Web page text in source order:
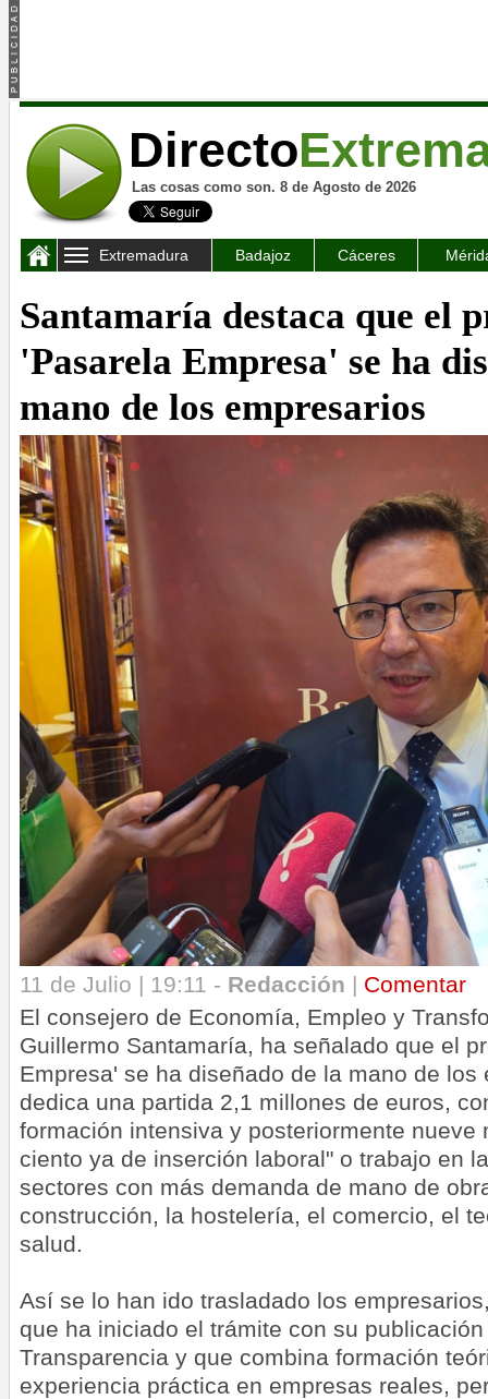
Directo
Las cosas como son. 8 de Agosto de 2026
Extremadura Badajoz Cáceres
Santamaría destaca que el
'Pasarela Empresa' se ha
mano de los empresarios
11 de Julio | 19:11 - Redacción | Comentar
El consejero de Economía, Empleo y
Guillermo Santamaría, ha señalado que el
Empresa' se ha diseñado de la mano de los
dedica una partida 2,1 millones de euros,
formación intensiva y posteriormente nueve
ciento ya de inserción laboral" o trabajo en
sectores con más demanda de mano de
construcción, la hostelería, el comercio, el
salud.
Así se lo han ido trasladado los
que ha iniciado el trámite con su
Transparencia y que combina formación
experiencia práctica en empresas reales,